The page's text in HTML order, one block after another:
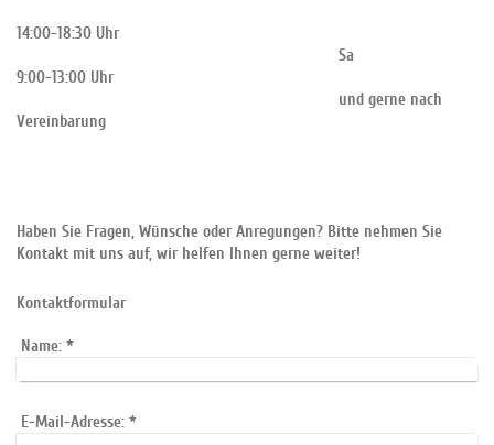
14:00-18:30 Uhr
Sa
9:00-13:00 Uhr
und gerne nach
Vereinbarung
Haben Sie Fragen, Wünsche oder Anregungen? Bitte nehmen Sie
Kontakt mit uns auf, wir helfen Ihnen gerne weiter!
Kontaktformular
Name: *
E-Mail-Adresse: *